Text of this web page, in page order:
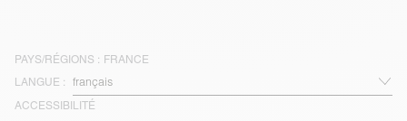
PAYS/RÉGIONS : FRANCE
LANGUE :
ACCESSIBILITÉ